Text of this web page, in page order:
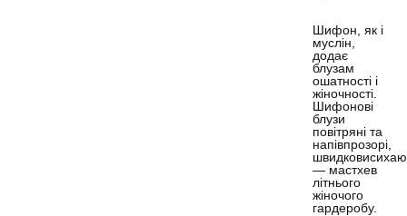
Шифон, як і
муслін,
додає
блузам
ошатності і
жіночності.
Шифонові
блузи
повітряні та
напівпрозорі,
— мастхев
літнього
жіночого
гардеробу.